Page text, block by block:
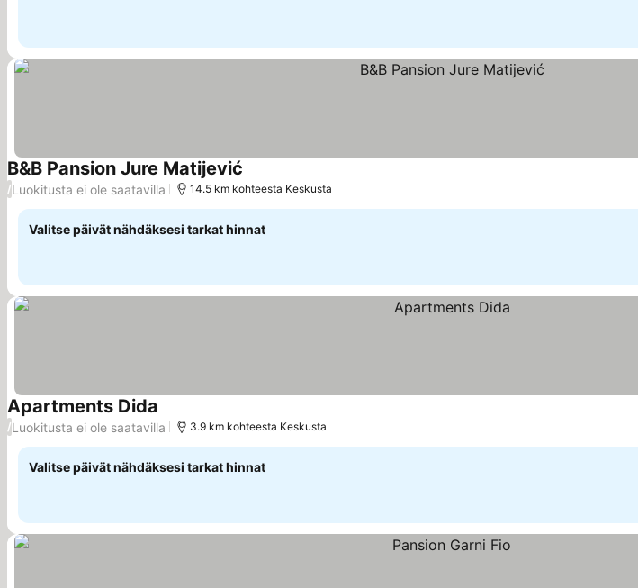
B&B Pansion Jure Matijević
/Luokitusta ei ole saatavilla 14.5 km kohteesta Keskusta
Valitse päivät nähdäksesi tarkat hinnat
Apartments Dida Katso hinnat
/Luokitusta ei ole saatavilla 3.9 km kohteesta Keskusta
Valitse päivät nähdäksesi tarkat hinnat